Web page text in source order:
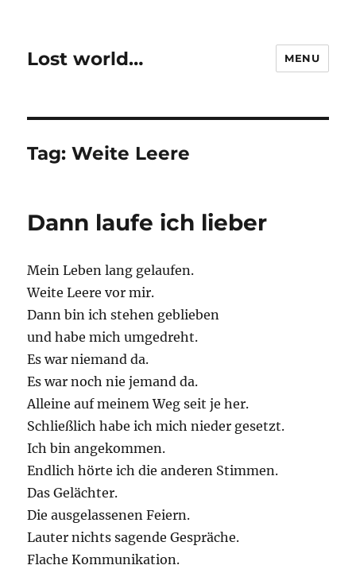
Lost world… MENU
Tag:Weite Leere
Dann laufe ich lieber
Mein Leben lang gelaufen.
Weite Leere vor mir.
Dann bin ich stehen geblieben
und habe mich umgedreht.
Es war niemand da.
Es war noch nie jemand da.
Alleine auf meinem Weg seit je her.
Schließlich habe ich mich nieder gesetzt.
Ich bin angekommen.
Endlich hörte ich die anderen Stimmen.
Das Gelächter.
Die ausgelassenen Feiern.
Lauter nichts sagende Gespräche.
Flache Kommunikation.